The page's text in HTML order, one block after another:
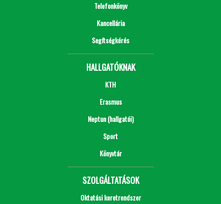
Telefonkönyv
Kancellária
Segítségkérés
HALLGATÓKNAK
KTH
Erasmus
Neptun (hallgatói)
Sport
Könyvtár
SZOLGÁLTATÁSOK
Oktatási keretrendszer